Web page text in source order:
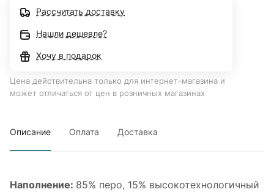
Рассчитать доставку
Нашли дешевле?
Хочу в подарок
Цена действительна только для интернет-магазина и
может отличаться от цен в розничных магазинах
Описание Оплата Доставка
Наполнение: 85% перо, 15% высокотехнологичный